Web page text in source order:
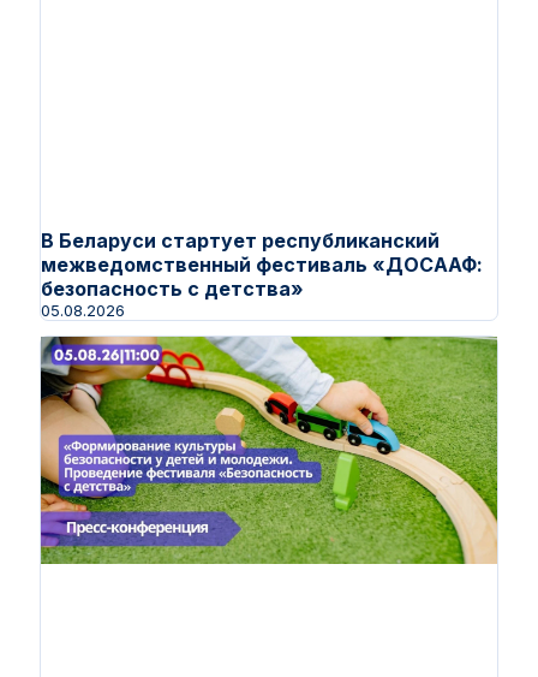
В Беларуси стартует республиканский
межведомственный фестиваль «ДОСААФ:
безопасность с детства»
05.08.2026